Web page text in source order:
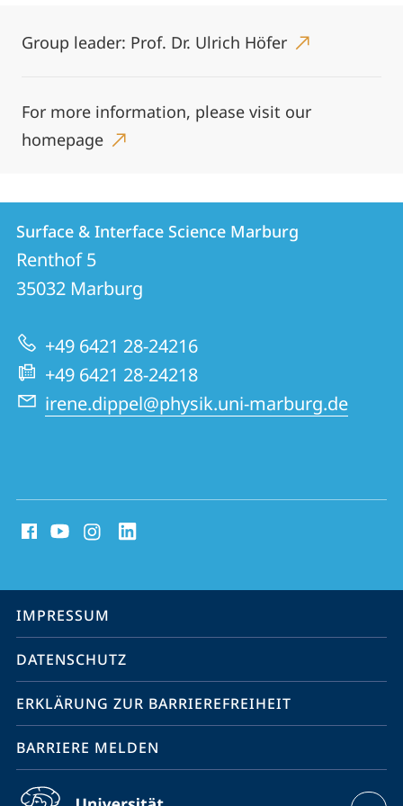
Group leader: Prof. Dr. Ulrich Höfer
For more information, please visit our
homepage
Kontakt
und
Informationen
zur
Website
Kontaktinformationen
Surface
&
Science
Marburg
Surface & Interface Science Marburg
Renthof 5
35032 Marburg
+49 6421 28-24216
+49 6421 28-24218
irene.dippel@physik.uni-marburg.de
Media
Service-
Navigation
IMPRESSUM
DATENSCHUTZ
ERKLÄRUNG ZUR BARRIEREFREIHEIT
BARRIERE MELDEN